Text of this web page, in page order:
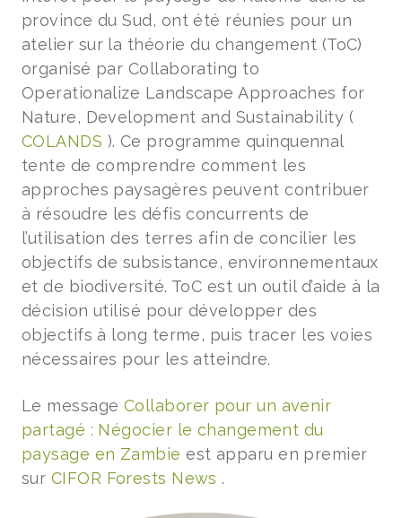
province du Sud, ont été réunies pour un
atelier sur la théorie du changement (ToC)
organisé par Collaborating to
Operationalize Landscape Approaches for
Nature, Development and Sustainability (
COLANDS ). Ce programme quinquennal
tente de comprendre comment les
approches paysagères peuvent contribuer
à résoudre les défis concurrents de
l’utilisation des terres afin de concilier les
objectifs de subsistance, environnementaux
et de biodiversité. ToC est un outil d’aide à la
décision utilisé pour développer des
objectifs à long terme, puis tracer les voies
nécessaires pour les atteindre.
Le message Collaborer pour un avenir
partagé : Négocier le changement du
paysage en Zambie est apparu en premier
sur CIFOR Forests News .